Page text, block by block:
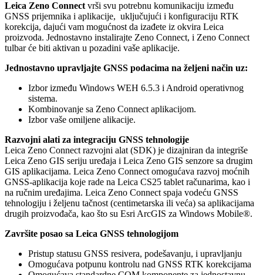
Leica Zeno Connect vrši svu potrebnu komunikaciju između
GNSS prijemnika i aplikacije, uključujući i konfiguraciju RTK
korekcija, dajući vam mogućnost da izađete iz okvira Leica
proizvoda. Jednostavno instalirajte Zeno Connect, i Zeno Connect
tulbar će biti aktivan u pozadini vaše aplikacije.
Jednostavno upravljajte GNSS podacima na željeni način uz:
Izbor između Windows WEH 6.5.3 i Android operativnog
sistema.
Kombinovanje sa Zeno Connect aplikacijom.
Izbor vaše omiljene alikacije.
Razvojni alati za integraciju GNSS tehnologije
Leica Zeno Connect razvojni alat (SDK) je dizajniran da integriše
Leica Zeno GIS seriju uređaja i Leica Zeno GIS senzore sa drugim
GIS aplikacijama. Leica Zeno Connect omogućava razvoj moćnih
GNSS-aplikacija koje rade na Leica CS25 tablet računarima, kao i
na ručnim uređajima. Leica Zeno Connect spaja vodeću GNSS
tehnologiju i željenu tačnost (centimetarska ili veća) sa aplikacijama
drugih proizvođača, kao što su Esri ArcGIS za Windows Mobile®.
Završite posao sa Leica GNSS tehnologijom
Pristup statusu GNSS resivera, podešavanju, i upravljanju
Omogućava potpunu kontrolu nad GNSS RTK korekcijama